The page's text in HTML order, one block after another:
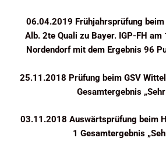
06.04.2019 Frühjahrsprüfung
Alb. 2te Quali zu Bayer. IGP-FH
Nordendorf mit dem Ergebnis 96
25.11.2018 Prüfung beim GSV
Gesamtergebnis „Sehr
03.11.2018 Auswärtsprüfung beim
1 Gesamtergebnis